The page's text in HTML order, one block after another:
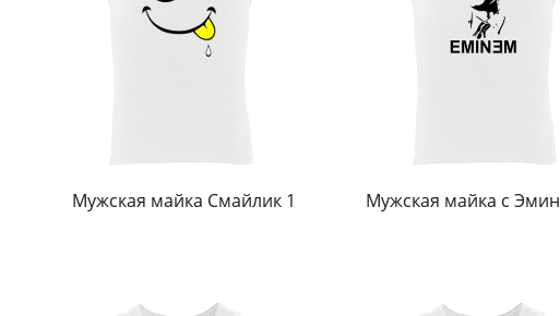
Мужская майка Смайлик 1 Мужская майка с